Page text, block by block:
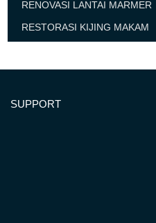
RENOVASI LANTAI MARMER
RESTORASI KIJING MAKAM
SUPPORT